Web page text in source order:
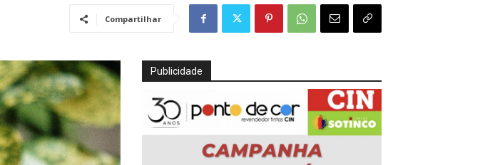
Compartilhar
Publicidade